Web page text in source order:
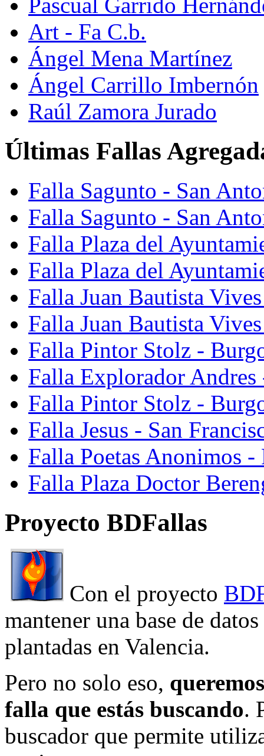
Art - Fa C.b.
Ángel Mena Martínez
Ángel Carrillo Imbernón
Raúl Zamora Jurado
Últimas Fallas
Falla Sagunto - San
Falla Sagunto - San
Falla Plaza del
Falla Plaza del
Falla Juan Bautista
Falla Juan Bautista
Falla Pintor Stolz -
Falla Explorador Andres
Falla Pintor Stolz -
Falla Jesus - San
Falla Poetas Anonimos
Falla Plaza Doctor
Proyecto BDFallas
Con el proyecto
mantener una base de
plantadas en Valencia.
Pero no solo eso,
falla que estás buscando.
buscador que permite